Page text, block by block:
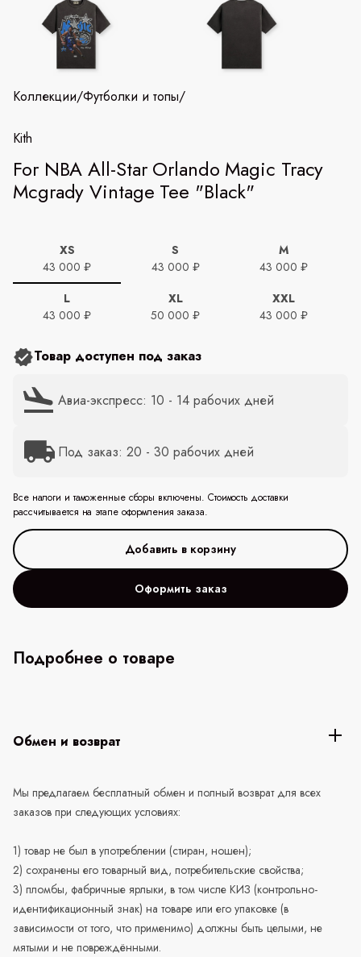
Коллекции/Футболки и топы/
Kith
For NBA All-Star Orlando Magic Tracy
Mcgrady Vintage Tee "Black"
XS
43 000 ₽
S
43 000 ₽
M
43 000 ₽
L
43 000 ₽
XL
50 000 ₽
XXL
43 000 ₽
Товар доступен под заказ
Авиа-экспресс: 10 - 14 рабочих дней
Под заказ: 20 - 30 рабочих дней
Все налоги и таможенные сборы включены. Стоимость доставки
рассчитывается на этапе оформления заказа.
Оформить заказ
Подробнее о товаре
Обмен и возврат
Мы предлагаем бесплатный обмен и полный возврат для всех
заказов при следующих условиях:
1) товар не был в употреблении (стиран, ношен);
2) сохранены его товарный вид, потребительские свойства;
3) пломбы, фабричные ярлыки, в том числе КИЗ (контрольно-
идентификационный знак) на товаре или его упаковке (в
зависимости от того, что применимо) должны быть целыми, не
мятыми и не повреждёнными.